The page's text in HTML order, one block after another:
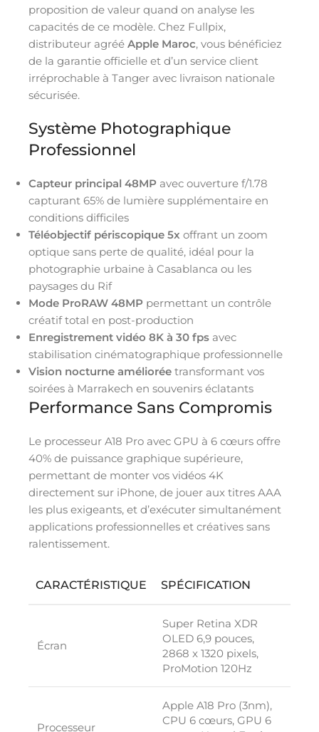
proposition de valeur quand on analyse les
capacités de ce modèle. Chez Fullpix,
distributeur agréé Apple Maroc, vous bénéficiez
de la garantie officielle et d’un service client
irréprochable à Tanger avec livraison nationale
sécurisée.
Système Photographique
Professionnel
Capteur principal 48MP avec ouverture f/1.78
capturant 65% de lumière supplémentaire en
conditions difficiles
Téléobjectif périscopique 5x offrant un zoom
optique sans perte de qualité, idéal pour la
photographie urbaine à Casablanca ou les
paysages du Rif
Mode ProRAW 48MP permettant un contrôle
créatif total en post-production
Enregistrement vidéo 8K à 30 fps avec
stabilisation cinématographique professionnelle
Vision nocturne améliorée transformant vos
soirées à Marrakech en souvenirs éclatants
Performance Sans Compromis
Le processeur A18 Pro avec GPU à 6 cœurs offre
40% de puissance graphique supérieure,
permettant de monter vos vidéos 4K
directement sur iPhone, de jouer aux titres AAA
les plus exigeants, et d’exécuter simultanément
applications professionnelles et créatives sans
ralentissement.
CARACTÉRISTIQUE SPÉCIFICATION
Écran
Super Retina XDR
OLED 6,9 pouces,
2868 x 1320 pixels,
ProMotion 120Hz
Processeur
Apple A18 Pro (3nm),
CPU 6 cœurs, GPU 6